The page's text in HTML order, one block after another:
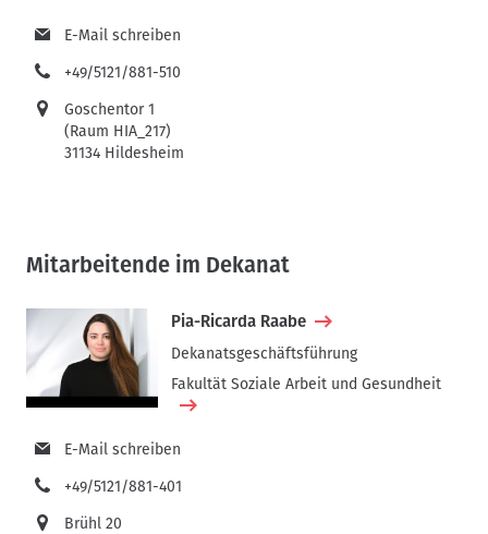
E-Mail schreiben
+49/5121/881-510
Goschentor 1
(Raum HIA_217)
31134 Hildesheim
Mitarbeitende im Dekanat
Pia-Ricarda Raabe
Dekanatsgeschäftsführung
Fakultät Soziale Arbeit und Gesundheit
E-Mail schreiben
+49/5121/881-401
Brühl 20